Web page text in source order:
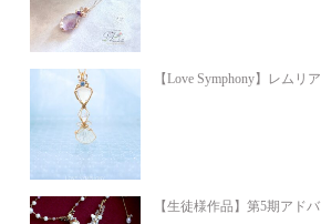
【Love Symphony】レムリ
【生徒様作品】第5期アド